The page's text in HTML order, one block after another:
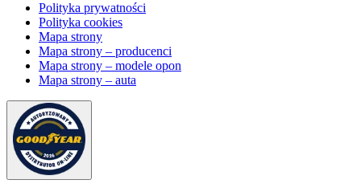
Polityka prywatności
Polityka cookies
Mapa strony
Mapa strony – producenci
Mapa strony – modele opon
Mapa strony – auta